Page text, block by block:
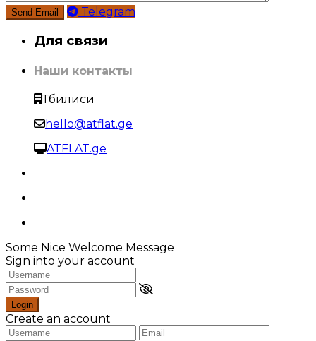
Telegram
Для связи
Наши контакты
Тбилиси
hello@atflat.ge
ATFLAT.ge
Some Nice Welcome Message
Sign into your account
Login
Create an account